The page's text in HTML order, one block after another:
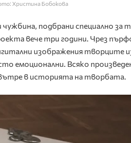
Христина Бобокова
подбрани специално за
вече три години. Чрез
изображения творците
емоционални. Всяко
в историята на творбата.